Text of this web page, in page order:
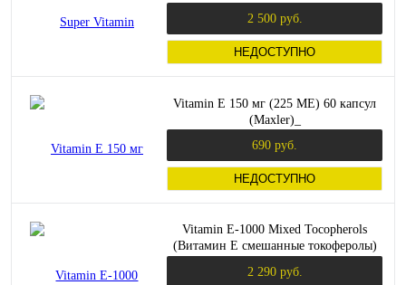
2 500 руб.
НЕДОСТУПНО
Vitamin E 150 мг (225 МЕ) 60 капсул
(Maxler)_
690 руб.
НЕДОСТУПНО
Vitamin E-1000 Mixed Tocopherols
(Витамин Е смешанные токоферолы)
2 290 руб.